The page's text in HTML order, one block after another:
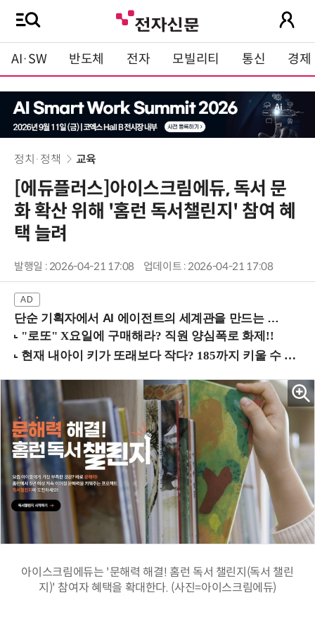
AI·SW 반도체 전자 모빌리티 통신 경제
정치·정책 교육
[에듀플러스]아이스크림에듀, 독서 문
화 확산 위해 '홈런 독서챌린지' 참여 혜
택 늘려
발행일 : 2026-04-21 17:08 업데이트 : 2026-04-21 17:08
단순 기획자에서 AI 에이전트의 세계관을 만드는 지식 설계자로.. (8/20 강남역)
아이스크림에듀는 '문해력 해결! 홈런 독서 챌린지(독서 챌린
지)' 참여자 혜택을 확대한다. (사진=아이스크림에듀)